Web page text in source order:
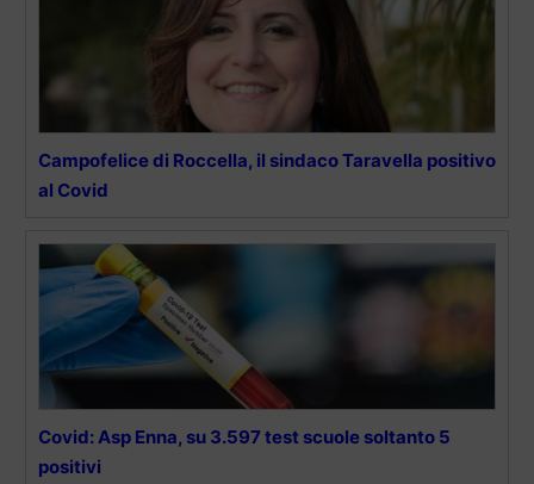
Campofelice di Roccella, il sindaco Taravella positivo
al Covid
Covid: Asp Enna, su 3.597 test scuole soltanto 5
positivi